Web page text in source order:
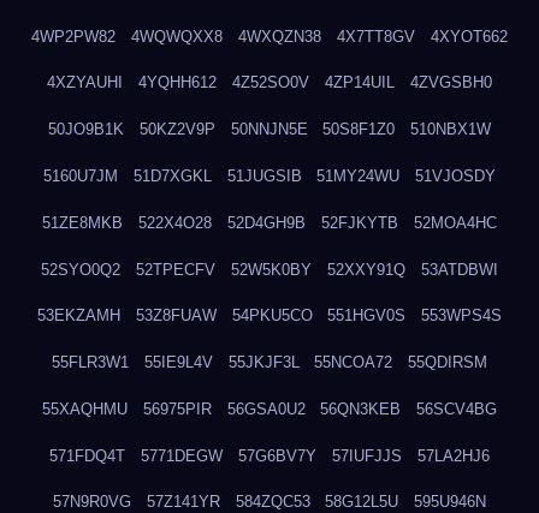
4WP2PW82 4WQWQXX8 4WXQZN38 4X7TT8GV 4XYOT662
4XZYAUHI 4YQHH612 4Z52SO0V 4ZP14UIL 4ZVGSBH0
50JO9B1K 50KZ2V9P 50NNJN5E 50S8F1Z0 510NBX1W
5160U7JM 51D7XGKL 51JUGSIB 51MY24WU 51VJOSDY
51ZE8MKB 522X4O28 52D4GH9B 52FJKYTB 52MOA4HC
52SYO0Q2 52TPECFV 52W5K0BY 52XXY91Q 53ATDBWI
53EKZAMH 53Z8FUAW 54PKU5CO 551HGV0S 553WPS4S
55FLR3W1 55IE9L4V 55JKJF3L 55NCOA72 55QDIRSM
55XAQHMU 56975PIR 56GSA0U2 56QN3KEB 56SCV4BG
571FDQ4T 5771DEGW 57G6BV7Y 57IUFJJS 57LA2HJ6
57N9R0VG 57Z141YR 584ZQC53 58G12L5U 595U946N